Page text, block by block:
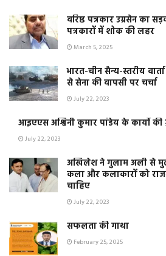
वरिष्ठ पत्रकार उग्रसेन का
पत्रकारों में शोक की लहर
March 5, 2025
भारत-चीन सैन्य-स्तरीय
से सेना की वापसी पर चर्चा
July 22, 2023
आइएएस अश्विनी कुमार पांडेय के कार्यो की
July 22, 2023
अखिलेश ने गुलाम अली से
कला और कलाकारों को
चाहिए
July 22, 2023
सफलता की गाथा
February 25, 2025